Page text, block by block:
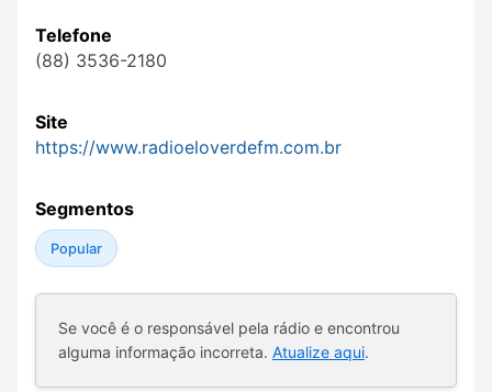
Telefone
(88) 3536-2180
Site
https://www.radioeloverdefm.com.br
Segmentos
Popular
Se você é o responsável pela rádio e encontrou
alguma informação incorreta. Atualize aqui.